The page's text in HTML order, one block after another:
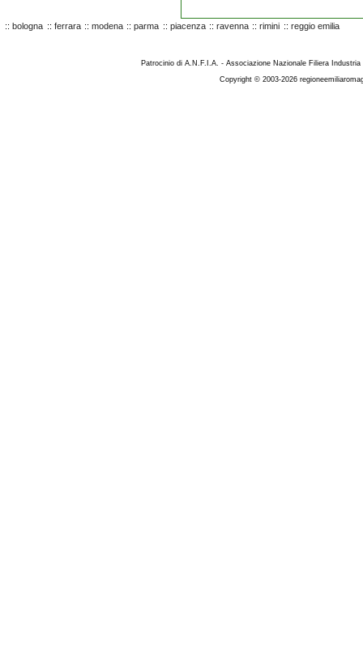
:: bologna :: ferrara :: modena :: parma :: piacenza :: ravenna :: rimini :: reggio emilia
Patrocinio di A.N.F.I.A. - Associazione Nazionale Filiera
Copyright © 2003-2026